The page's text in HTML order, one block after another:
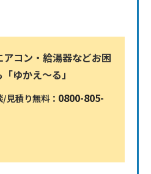
5252
コン・給湯器などお困
ゆかえ〜る」
見積り無料： 0800-805-